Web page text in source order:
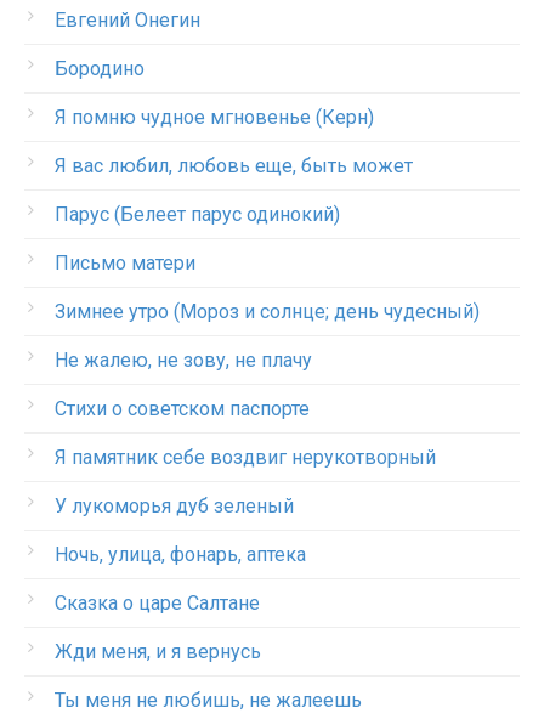
Евгений Онегин
Бородино
Я помню чудное мгновенье (Керн)
Я вас любил, любовь еще, быть может
Парус (Белеет парус одинокий)
Письмо матери
Зимнее утро (Мороз и солнце; день чудесный)
Не жалею, не зову, не плачу
Стихи о советском паспорте
Я памятник себе воздвиг нерукотворный
У лукоморья дуб зеленый
Ночь, улица, фонарь, аптека
Сказка о царе Салтане
Жди меня, и я вернусь
Ты меня не любишь, не жалеешь